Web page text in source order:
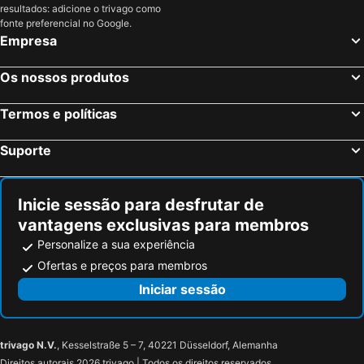
Residenza XX Settembre
Somma Lombardo, Lombardia Hotéis
Brescia, Lombardia Hotéis
Nápoles, Campanha Hotéis
Palermo, Sicília Hotéis
Cagliari, Sardenha Hotéis
resultados: adicione o trivago como
fonte preferencial no Google.
Empresa
Os nossos produtos
Termos e políticas
Suporte
Inicie sessão para desfrutar de
vantagens exclusivas para membros
Personalize a sua experiência
Ofertas e preços para membros
Iniciar sessão
trivago N.V., Kesselstraße 5 – 7, 40221 Düsseldorf, Alemanha